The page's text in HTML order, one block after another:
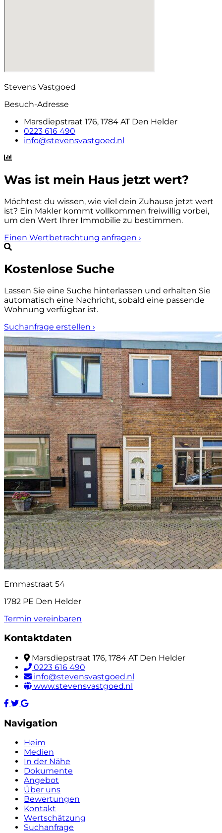
Stevens Vastgoed
Besuch-Adresse
Marsdiepstraat 176, 1784 AT Den Helder
0223 616 490
info@stevensvastgoed.nl
Was ist mein Haus jetzt wert?
Möchtest du wissen, wie viel dein Zuhause jetzt wert
ist? Ein Makler kommt vollkommen freiwillig vorbei,
um den Wert Ihrer Immobilie zu bestimmen.
Einen Wertbetrachtung anfragen ›
Kostenlose Suche
Lassen Sie eine Suche hinterlassen und erhalten Sie
automatisch eine Nachricht, sobald eine passende
Wohnung verfügbar ist.
Suchanfrage erstellen ›
Emmastraat 54
1782 PE Den Helder
Termin vereinbaren
Kontaktdaten
Marsdiepstraat 176, 1784 AT Den Helder
0223 616 490
info@stevensvastgoed.nl
www.stevensvastgoed.nl
Navigation
Heim
Medien
In der Nähe
Dokumente
Angebot
Über uns
Bewertungen
Kontakt
Wertschätzung
Suchanfrage